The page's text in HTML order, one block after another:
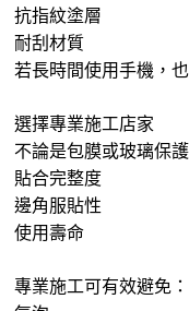
抗指紋塗層
耐刮材質
若長時間使用手機，
選擇專業施工店家
不論是包膜或玻璃保
貼合完整度
邊角服貼性
使用壽命
專業施工可有效避免：